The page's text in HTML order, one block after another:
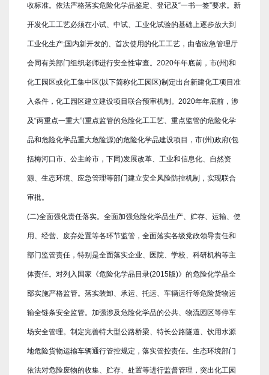
收标准。依法严格落实危险化学品鉴定、登记及“一书一签”要求。新
开发化工工艺必须在小试、中试、工业化试验的基础上逐步放大到
工业化生产;国内新开发的、首次使用的化工工艺，由省应急管理厅
会同有关部门组织老师进行安全性审查。2020年年底前，市(州)和
化工园区或化工集中区(以下简称化工园区)制定出台新建化工项目准
入条件，化工园区建立建设项目联合预审机制。2020年年底前，涉
及“两重点一重大”(重点监管的危险化工工艺、重点监管的危险化学
品和危险化学品重大危险源)的危险化学品建设项目，市(州)政府(包
括梅河口市、公主岭市，下同)发展改革、工业和信息化、自然资
源、生态环境、应急管理等部门建立安全风险防控机制，实现联合
审批。
(二)全面强化责任落实。全面加强危险化学品生产、贮存、运输、使
用、经营、废弃处置等各环节监管，全面落实各级党政领导责任和
部门监管责任，特别是全面落实企业、医院、学校、科研机构等主
体责任。对列入国家《危险化学品目录(2015版)》的危险化学品全
部实施严格监管。落实装卸、承运、托运、车辆运行等危险货物运
输全链条安全监管。加强涉及危险化学品的公共、物流园区等停车
场安全管理。制定完善特大型公路桥梁、特长公路隧道、饮用水源
地危险货物运输车辆通行管控规定，落实管控责任。生态环境部门
依法对危险废物的收集、贮存、处置等进行监督管理，突出化工园